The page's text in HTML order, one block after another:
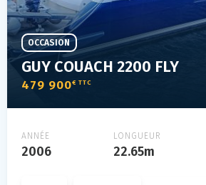
GUY COUACH 2200 FLY
479 900€ TTC
OCCASION
ANNÉE
2006
LONGUEUR
22.65m